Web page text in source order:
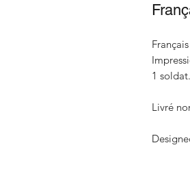
1 soldat.
Livré